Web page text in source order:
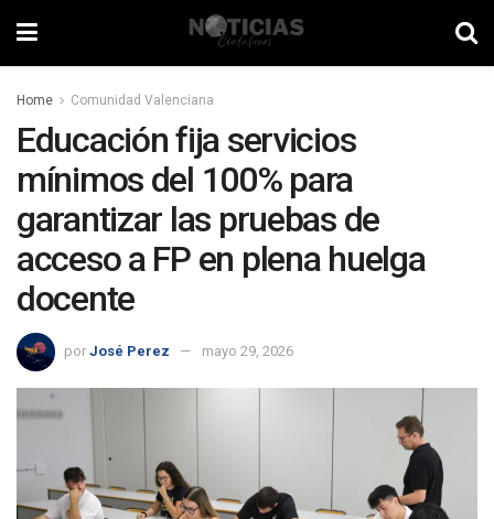
Home Comunidad Valenciana
Educación fija servicios
mínimos del 100% para
garantizar las pruebas de
acceso a FP en plena huelga
docente
por José Perez mayo 29, 2026